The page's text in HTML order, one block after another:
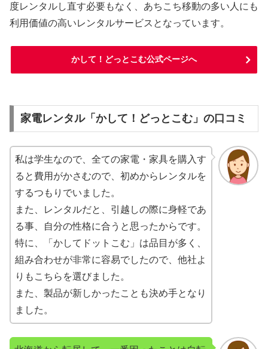
度レンタルし直す必要もなく、あちこち移動の多い人にも
利用価値の高いレンタルサービスとなっています。
かして！どっとこむ公式ページへ
家電レンタル「かして！どっとこむ」の口コミ
私は学生なので、全ての家電・家具を購入す
ると費用がかさむので、初めからレンタルを
するつもりでいました。
また、レンタルだと、引越しの際に身軽であ
る事、自分の性格に合うと思ったからです。
特に、「かしてドットこむ」は品目が多く、
組み合わせが非常に容易でしたので、他社よ
りもこちらを選びました。
また、製品が新しかったことも決め手となり
ました。